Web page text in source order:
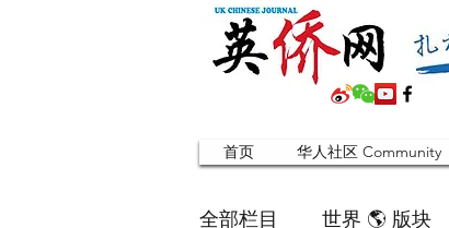
首页 华人社区 Community
全部栏目 世界 🌎 版块